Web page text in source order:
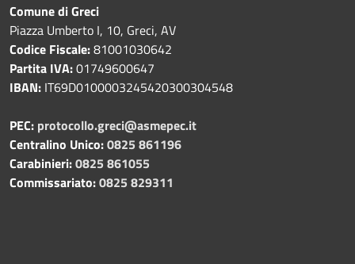
Comune di Greci
Piazza Umberto I, 10, Greci, AV
Codice Fiscale:81001030642
Partita IVA:01749600647
IBAN: IT69D0100003245420300304548
PEC: protocollo.greci@asmepec.it
Centralino Unico:0825 861196
Carabinieri:0825 861055
Commissariato:0825 829311